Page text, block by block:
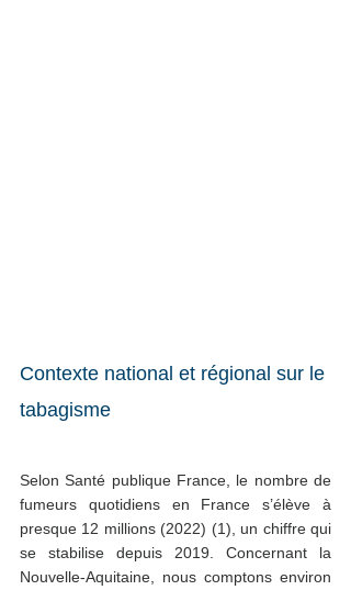
Contexte national et régional sur le
tabagisme
Selon Santé publique France, le nombre de
fumeurs quotidiens en France s’élève à
presque 12 millions (2022) (1) , un chiffre qui
se stabilise depuis 2019. Concernant la
Nouvelle-Aquitaine, nous comptons environ